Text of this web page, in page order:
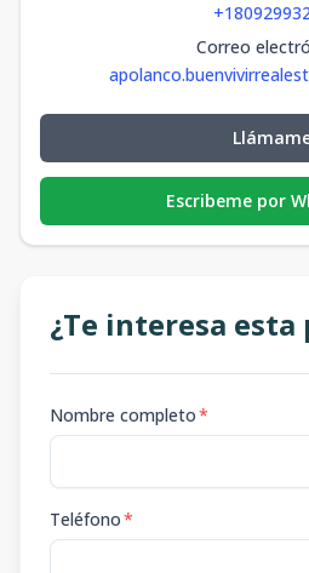
Correo
Escribeme por
¿Te interesa esta
Nombre completo*
Teléfono*